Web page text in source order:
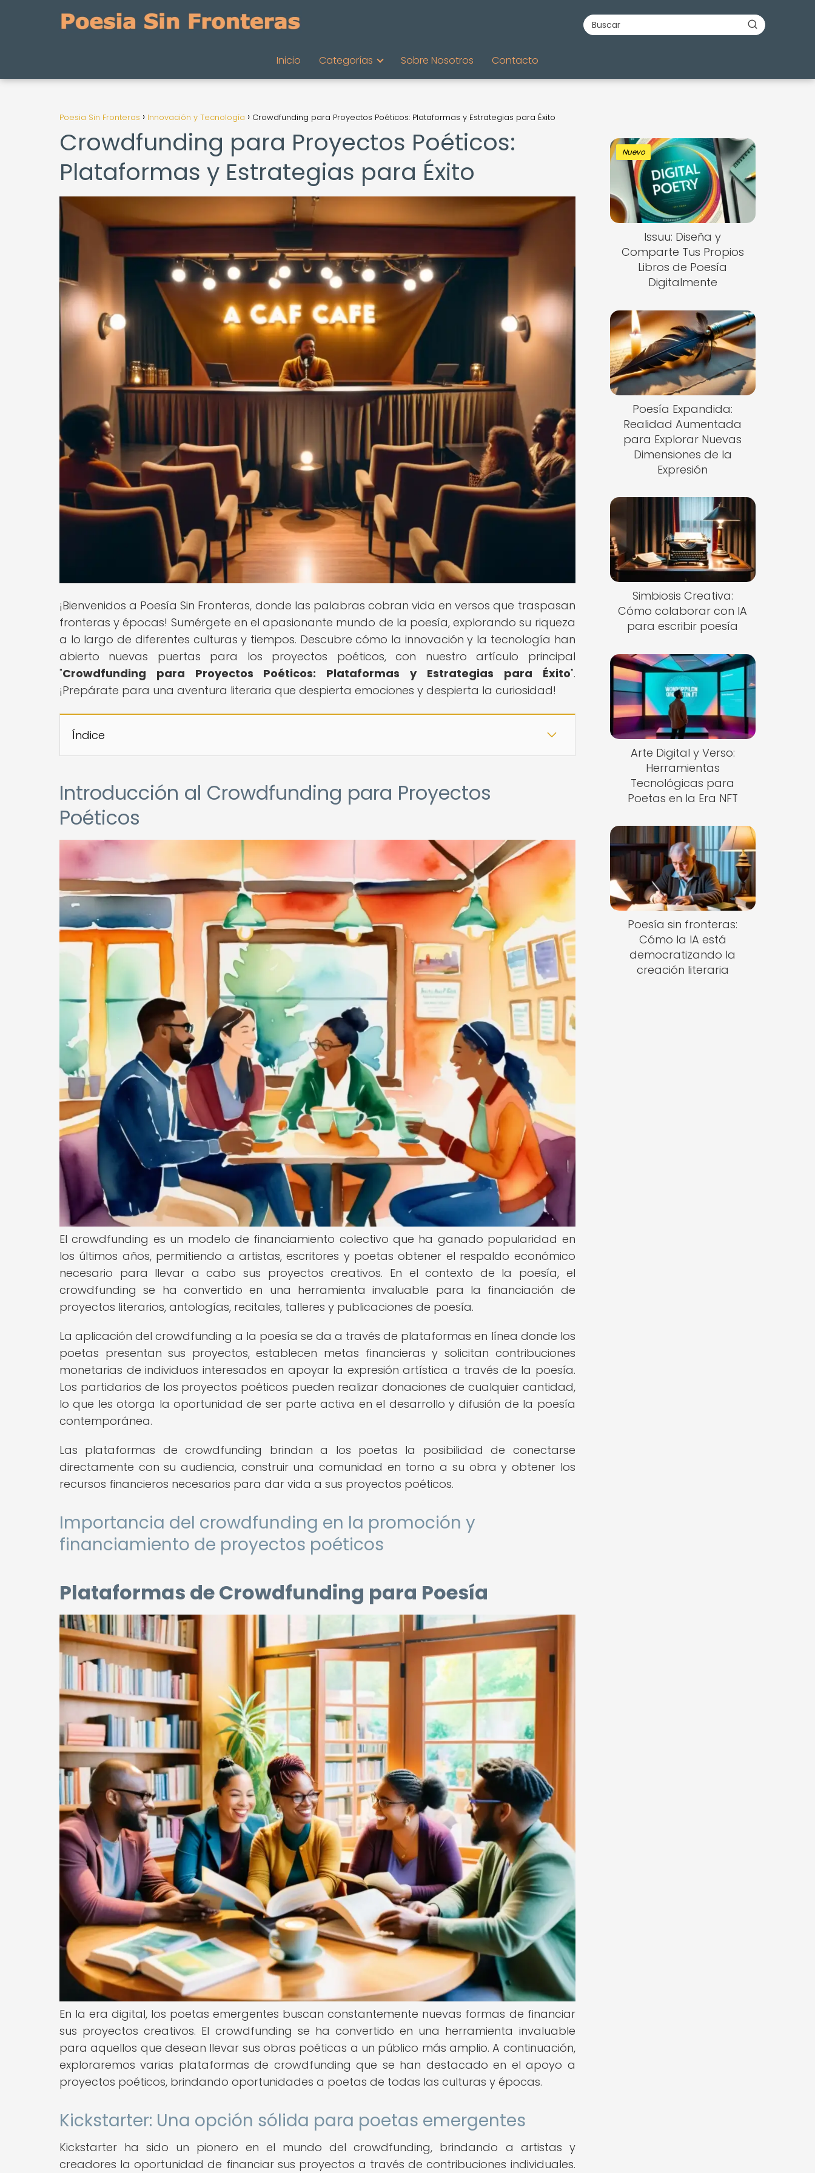
Inicio Categorías Sobre Nosotros Contacto
Poesia Sin Fronteras Innovación y Tecnología Crowdfunding para Proyectos Poéticos: Plataformas y Estrategias para Éxito
Crowdfunding para Proyectos Poéticos:
Plataformas y Estrategias para Éxito
¡Bienvenidos a Poesía Sin Fronteras, donde las palabras cobran vida en versos que traspasan
fronteras y épocas! Sumérgete en el apasionante mundo de la poesía, explorando su riqueza
a lo largo de diferentes culturas y tiempos. Descubre cómo la innovación y la tecnología han
abierto nuevas puertas para los proyectos poéticos, con nuestro artículo principal
"Crowdfunding para Proyectos Poéticos: Plataformas y Estrategias para Éxito".
¡Prepárate para una aventura literaria que despierta emociones y despierta la curiosidad!
Índice
Introducción al Crowdfunding para Proyectos
Poéticos
El crowdfunding es un modelo de financiamiento colectivo que ha ganado popularidad en
los últimos años, permitiendo a artistas, escritores y poetas obtener el respaldo económico
necesario para llevar a cabo sus proyectos creativos. En el contexto de la poesía, el
crowdfunding se ha convertido en una herramienta invaluable para la financiación de
proyectos literarios, antologías, recitales, talleres y publicaciones de poesía.
La aplicación del crowdfunding a la poesía se da a través de plataformas en línea donde los
poetas presentan sus proyectos, establecen metas financieras y solicitan contribuciones
monetarias de individuos interesados en apoyar la expresión artística a través de la poesía.
Los partidarios de los proyectos poéticos pueden realizar donaciones de cualquier cantidad,
lo que les otorga la oportunidad de ser parte activa en el desarrollo y difusión de la poesía
contemporánea.
Las plataformas de crowdfunding brindan a los poetas la posibilidad de conectarse
directamente con su audiencia, construir una comunidad en torno a su obra y obtener los
recursos financieros necesarios para dar vida a sus proyectos poéticos.
Importancia del crowdfunding en la promoción y
financiamiento de proyectos poéticos
Plataformas de Crowdfunding para Poesía
En la era digital, los poetas emergentes buscan constantemente nuevas formas de financiar
sus proyectos creativos. El crowdfunding se ha convertido en una herramienta invaluable
para aquellos que desean llevar sus obras poéticas a un público más amplio. A continuación,
exploraremos varias plataformas de crowdfunding que se han destacado en el apoyo a
proyectos poéticos, brindando oportunidades a poetas de todas las culturas y épocas.
Kickstarter: Una opción sólida para poetas emergentes
Kickstarter ha sido un pionero en el mundo del crowdfunding, brindando a artistas y
creadores la oportunidad de financiar sus proyectos a través de contribuciones individuales.
Nuevo
Issuu: Diseña y
Comparte Tus Propios
Libros de Poesía
Digitalmente
Poesía Expandida:
Realidad Aumentada
para Explorar Nuevas
Dimensiones de la
Expresión
Simbiosis Creativa:
Cómo colaborar con IA
para escribir poesía
Arte Digital y Verso:
Herramientas
Tecnológicas para
Poetas en la Era NFT
Poesía sin fronteras:
Cómo la IA está
democratizando la
creación literaria